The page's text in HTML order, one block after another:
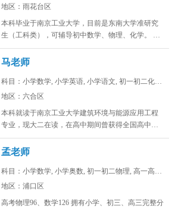
地区：雨花台区
本科毕业于南京工业大学，目前是东南大学准研究
生（工科类），可辅导初中数学、物理、化学。 可
线上/线下，南京雨花台、浦口...
马老师
科目：小学数学, 小学英语, 小学语文, 初一初二化学...
地区：六合区
本科就读于南京工业大学建筑环境与能源应用工程
专业，现大二在读，在高中期间曾获得全国高中生
英语能力测评大赛省一，全国化学奥...
孟老师
科目：小学数学, 小学奥数, 初一初二物理, 高一高二...
地区：浦口区
高考物理96、数学126 拥有小学、初三、高三完整分